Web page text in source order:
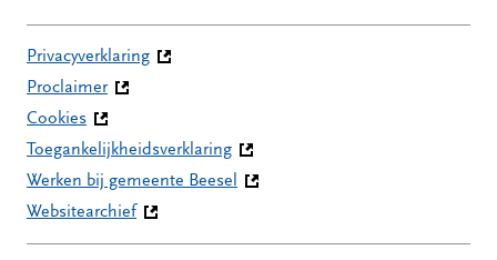
Privacyverklaring
Proclaimer
Cookies
Toegankelijkheidsverklaring
Werken bij gemeente Beesel
Websitearchief